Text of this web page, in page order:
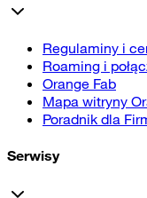
Regulaminy i
Roaming i
Orange Fab
Mapa witryny
Poradnik dla
Serwisy